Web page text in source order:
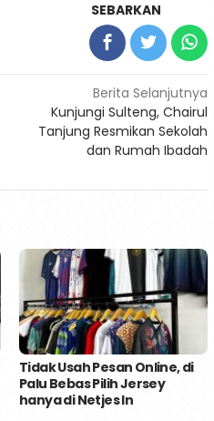
SEBARKAN
Berita Selanjutnya
Kunjungi Sulteng, Chairul
Tanjung Resmikan Sekolah
dan Rumah Ibadah
Tidak Usah Pesan Online, di
Palu Bebas Pilih Jersey
hanya di Netjes In